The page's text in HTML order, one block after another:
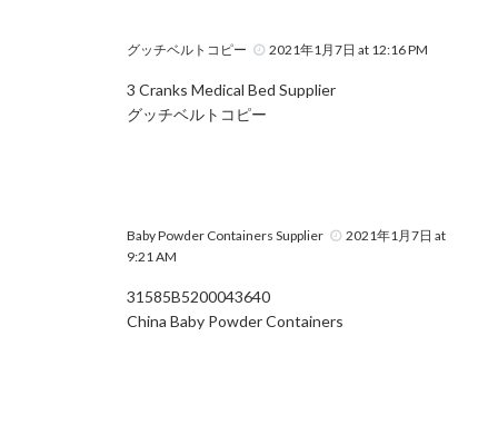
グッチベルトコピー 2021年1月7日 at 12:16 PM
3 Cranks Medical Bed Supplier
グッチベルトコピー
Baby Powder Containers Supplier
2021年1月7日 at
9:21 AM
31585B5200043640
China Baby Powder Containers